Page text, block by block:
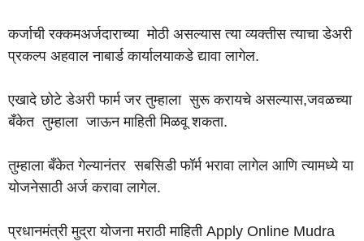
कर्जाची रक्कमअर्जदाराच्या मोठी असल्यास त्या व्यक्तीस त्याचा डेअरी
प्रकल्प अहवाल नाबार्ड कार्यालयाकडे द्यावा लागेल.
एखादे छोटे डेअरी फार्म जर तुम्हाला सुरू करायचे असल्यास,जवळच्या
बँकेत तुम्हाला जाऊन माहिती मिळवू शकता.
तुम्हाला बँकेत गेल्यानंतर सबसिडी फॉर्म भरावा लागेल आणि त्यामध्ये या
योजनेसाठी अर्ज करावा लागेल.
प्रधानमंत्री मुद्रा योजना मराठी माहिती Apply Online Mudra